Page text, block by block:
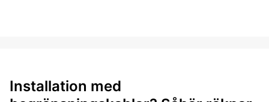
Installation med